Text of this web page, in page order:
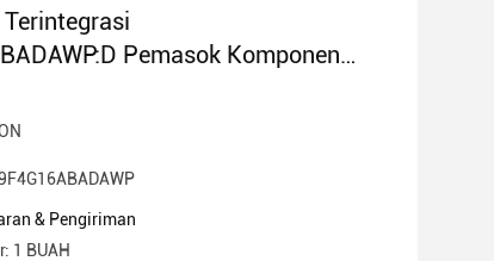
Pemasok Komponen
& Pengiriman
1 BUAH